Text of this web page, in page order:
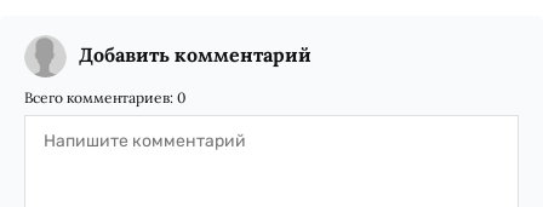
Добавить комментарий
Всего комментариев: 0